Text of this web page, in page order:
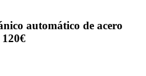
automático de acero